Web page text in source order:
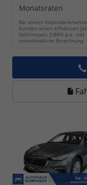
Monatsraten
Bei einem
Kunden einen effektiven
Sollzinssatz 3,88% p.a.
unverbindliche Berechnung